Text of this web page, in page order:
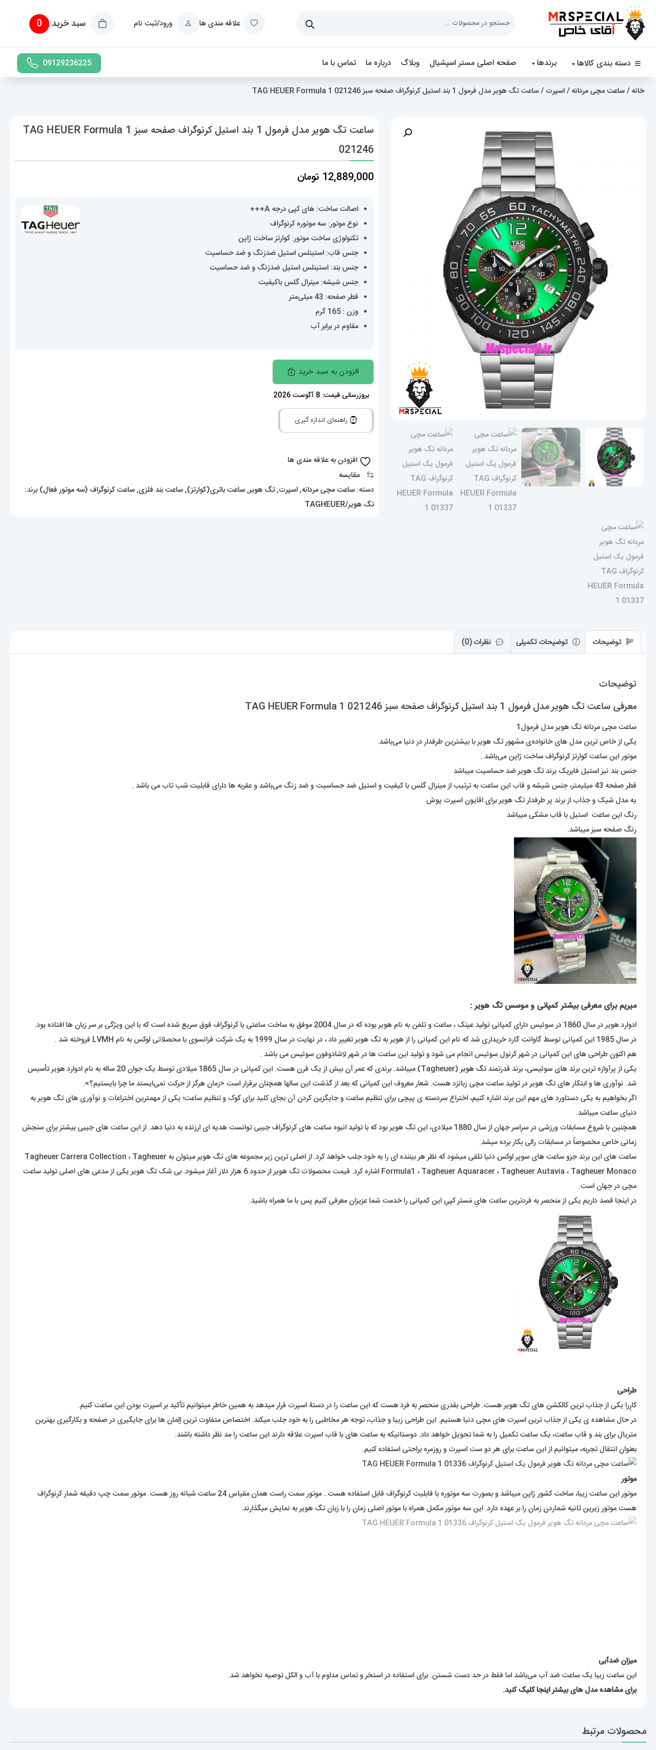
علاقه مندی ها ورود/ثبت نام سبد خرید 0
دسته بندی کالاها برندها صفحه اصلی مستر اسپشیال وبلاگ درباره ما تماس با ما 09129236225
خانه /ساعت مچی مردانه /اسپرت / ساعت تگ هویر مدل فرمول 1 بند استیل کرنوگراف صفحه سبز TAG HEUER Formula 1 021246
ساعت تگ هویر مدل فرمول 1 بند استیل کرنوگراف صفحه سبز TAG HEUER Formula 1
021246
12,889,000 تومان
اصالت ساخت: های کپی درجه A+++
نوع موتور: سه موتوره کرنوگراف
تکنولوژی ساخت موتور: کوارتز ساخت ژاپن
جنس قاب: استینلس استیل ضدزنگ و ضد حساسیت
جنس بند: استینلس استیل ضدزنگ و ضد حساسیت
جنس شیشه: مینرال گلس باکیفیت
قطر صفحه: 43 میلی‌متر
وزن : 165 گرم
مقاوم در برابر آب
ساعت
تگ
هویر
مدل
بند
استیل
صفحه
افزودن به سبد خرید
بروزرسانی قیمت: 8 آگوست 2026
راهنمای اندازه گیری
افزودن به علاقه مندی ها
مقایسه
دسته: ساعت مچی مردانه,اسپرت,تگ هویر,ساعت باتری(کوارتز),ساعت بند فلزی,ساعت کرنوگراف (سه موتور فعال) برند:
تگ هویر/TAGHEUER
توضیحات توضیحات تکمیلی نظرات (0)
توضیحات
معرفی ساعت تگ هویر مدل فرمول 1 بند استیل کرنوگراف صفحه سبز TAG HEUER Formula 1 021246
ساعت مچی مردانه تگ هویر مدل فرمول1
یکی از خاص ترین مدل های خانواده‌ی مشهور تگ هویر با بیشترین طرفدار در دنیا می‌باشد.
موتور این ساعت کوارتز کرنوگراف ساخت ژاپن می‌باشد .
جنس بند نیز استیل فابریک برند تگ هویر ضد حساسیت میباشد
قطر صفحه 43 میلیمتر، جنس شیشه و قاب این ساعت به ترتیب از مینرال گلس با کیفیت و استیل ضد حساسیت و ضد زنگ می‌باشد و عقربه ها دارای قابلیت شب تاب می باشد .
یه مدل شیک و جذاب از برند پر طرفدار تگ هویر برای اقایون اسپرت پوش
رنگ این ساعت استیل با قاب مشکی میباشد
رنگ صفحه سبز میباشد.
میریم برای معرفی بیشتر کمپانی و موسس تگ هویر :
ادوارد هویر در سال 1860 در سوئیس دارای کمپانی تولید عینک ، ساعت و تلفن به نام هویر بوده که در سال 2004 موفق به ساخت ساعتی با کرنوگراف فوق سریع شده است که با این ویژگی بر سر زبان ها افتاده بود.
در سال 1985 این کمپانی توسط گاوانت گارد خریداری شد که نام این کمپانی را از هویر به تگ هویر تغییر داد ، در نهایت در سال 1999 به یک شرکت فرانسوی با محصلاتی لوکس به نام LVMH فروخته شد .
هم اکنون طراحی های این کمپانی در شهر کرنول سوئیس انجام می شود و تولید این ساعت ها در شهر لاشادوفون سوئیس می باشد .
یکی از پرآوازه ترین برند های سوئیسی، برند قدرتمندتگ هویر
(Tagheuer) میباشد. برندی که عمر آن بیش از یک قرن هست. این کمپانی در سال 1865 میلادی توسط یک جوان 20 ساله به نام ادوارد هویر تأسیس
شد. نوآوری ها و ابتکار های تگ هویر در تولید ساعت مچی زبانزد هست. شعار معروف این کمپانی که بعد از گذشت این سالها همچنان برقرار است <زمان هرگز از حرکت نمی‌ایستد ما چرا بایستیم؟>.
اگر بخواهیم به یکی دستاورد های مهم این برند اشاره کنیم، اختراع سردسته ی پیچی برای تنظیم ساعت و جایگزین کردن آن بجای کلید برای کوک و تنظیم ساعت؛ یکی از مهمترین اختراعات و نوآوری های تگ هویر به
دنیای ساعت میباشد.
همچنین با شروع مسابقات ورزشی در سراسر جهان از سال 1880 میلادی، این تگ هویر بود که با تولید انبوه ساعت های کرنوگراف جیبی توانست هدیه ای ارزنده به دنیا دهد. از این ساعت های جیبی بیشتر برای سنجش
زمانی خاص مخصوصاً در مسابقات رالی بکار برده میشد.
ساعت های این برند جزو ساعت های سوپر لوکس دنیا تلقی میشود که نظر هر بیننده ای را به خود جلب خواهد کرد. از اصلی ترین زیر مجموعه های تگ هویر میتوان به Tagheuer Carrera Collection ، Tagheuer
Formula1 ، Tagheuer Aquaracer ، Tagheuer Autavia ، Tagheuer Monaco اشاره کرد. قیمت محصولات تگ هویر از حدود 6 هزار دلار آغاز میشود. بی شک تگ هویر یکی از مدعی های اصلی تولید ساعت
مچی در جهان است.
در اینجا قصد داریم یکی از منحصر به فردترین ساعت هایِ مَستر کپیِ این کمپانی را خدمت شما عزیزان معرفی کنیم پس با ما همراه باشید.
طراحی
کارِرا یکی از جذاب ترین کالکشن های تگ هویر هست. طراحی بقدری منحصر به فرد هست که این ساعت را در دستۀ اسپرت قرار میدهد به همین خاطر میتوانیم تأکید بر اسپرت بودن این ساعت کنیم.
در حال مشاهده ی یکی از جذاب ترین اسپرت های مچی دنیا هستیم. این طراحی زیبا و جذاب، توجه هر مخاطبی را به خود جلب میکند. اختصاص متفاوت ترین اِلِمان ها برای جایگیری در صفحه و بکارگیری بهترین
متریال برای بند و قاب ساعت، یک ساعت تکمیل را به شما تحویل خواهد داد. دوستانیکه به ساعت های با قاب اسپرت علاقه دارند این ساعت را مد نظر داشته باشند.
بعنوان انتقال تجربه، میتوانیم از این ساعت برای هر دو ست اسپرت و روزمره براحتی استفاده کنیم.
موتور
موتور این ساعت زیبا، ساخت کشور ژاپن میباشد و بصورت سه موتوره با قابلیت کرنوگراف قابل استفاده هست.. موتور سمت راست همان مقیاس 24 ساعت شبانه روز هست. موتور سمت چپ دقیقه شمار کرنوگراف
هست.موتور زیرین ثانیه شماردن زمان را بر عهده دارد. این سه موتور مکمل همراه با موتور اصلی زمان را با زبان تگ هویر به نمایش میگذارند.
12,989,000تومان